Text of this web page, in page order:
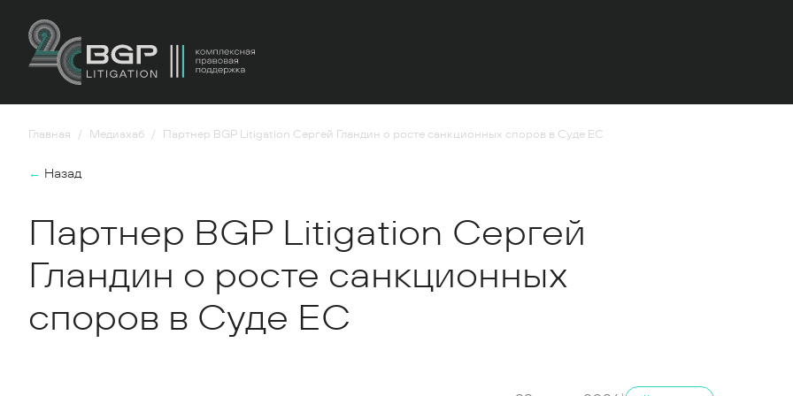
Главная Медиахаб Партнер BGP Litigation Сергей Гландин о росте санкционных споров в Суде ЕС
← Назад
Партнер BGP Litigation Сергей
Гландин о росте санкционных
споров в Суде ЕС